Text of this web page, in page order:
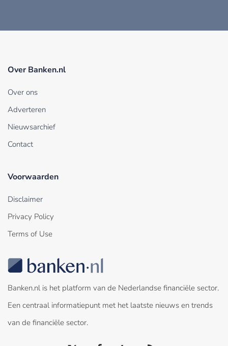
Over Banken.nl
Over ons
Adverteren
Nieuwsarchief
Contact
Voorwaarden
Disclaimer
Privacy Policy
Terms of Use
Banken.nl is het platform van de Nederlandse financiële sector.
Een centraal informatiepunt met het laatste nieuws en trends
van de financiële sector.